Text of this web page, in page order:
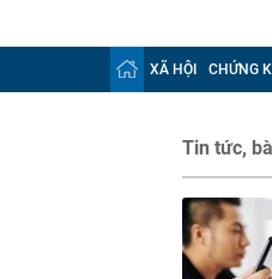
XÃ HỘI CHỨNG
Tin tức,